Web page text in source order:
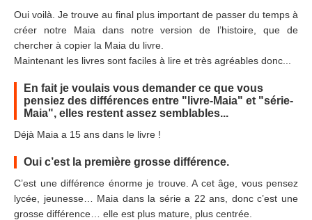
Oui voilà. Je trouve au final plus important de passer du temps à
créer notre Maia dans notre version de l’histoire, que de
chercher à copier la Maia du livre.
Maintenant les livres sont faciles à lire et très agréables donc...
En fait je voulais vous demander ce que vous
pensiez des différences entre "livre-Maia" et "série-
Maia", elles restent assez semblables...
Déjà Maia a 15 ans dans le livre !
Oui c’est la première grosse différence.
C’est une différence énorme je trouve. A cet âge, vous pensez
lycée, jeunesse… Maia dans la série a 22 ans, donc c’est une
grosse différence… elle est plus mature, plus centrée.